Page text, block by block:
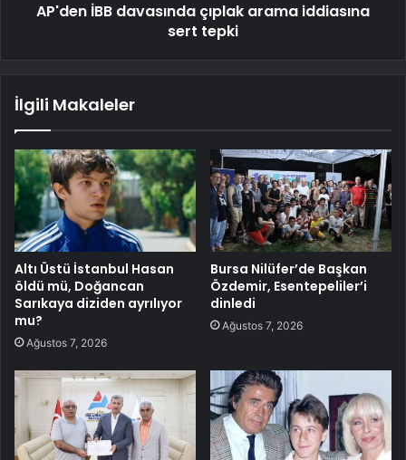
AP'den İBB davasında çıplak arama iddiasına
sert tepki
İlgili Makaleler
Altı Üstü İstanbul Hasan
öldü mü, Doğancan
Sarıkaya diziden ayrılıyor
mu?
Ağustos 7, 2026
Bursa Nilüfer’de Başkan
Özdemir, Esentepeliler’i
dinledi
Ağustos 7, 2026